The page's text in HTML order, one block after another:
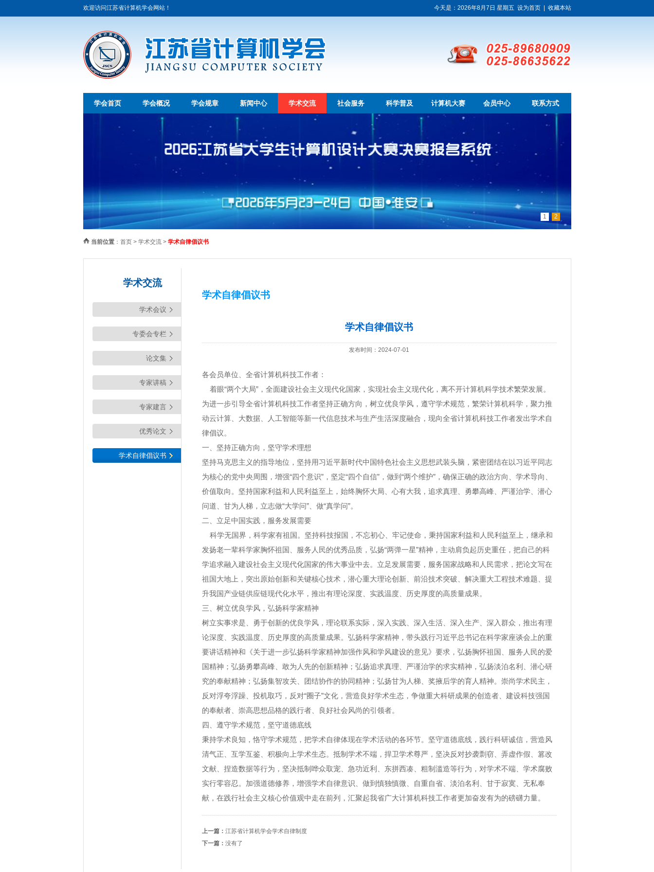
欢迎访问江苏省计算机学会网站！ 今天是：2026年8月7日 星期五 设为首页| 收藏本站
学会首页 学会概况 学会规章 新闻中心 学术交流 社会服务 科学普及 计算机大赛 会员中心 联系方式
1 2
当前位置： 首页> 学术交流> 学术自律倡议书
学术交流
学术会议
专委会专栏
论文集
专家讲稿
专家建言
优秀论文
学术自律倡议书
学术自律倡议书
学术自律倡议书
发布时间：2024-07-01
各会员单位、全省计算机科技工作者：
着眼“两个大局”，全面建设社会主义现代化国家，实现社会主义现代化，离不开计算机科学技术繁荣发展。
为进一步引导全省计算机科技工作者坚持正确方向，树立优良学风，遵守学术规范，繁荣计算机科学，聚力推
动云计算、大数据、人工智能等新一代信息技术与生产生活深度融合，现向全省计算机科技工作者发出学术自
律倡议。
一、坚持正确方向，坚守学术理想
坚持马克思主义的指导地位，坚持用习近平新时代中国特色社会主义思想武装头脑，紧密团结在以习近平同志
为核心的党中央周围，增强“四个意识”，坚定“四个自信”，做到“两个维护”，确保正确的政治方向、学术导向、
价值取向。坚持国家利益和人民利益至上，始终胸怀大局、心有大我，追求真理、勇攀高峰、严谨治学、潜心
问道、甘为人梯，立志做“大学问”、做“真学问”。
二、立足中国实践，服务发展需要
科学无国界，科学家有祖国。坚持科技报国，不忘初心、牢记使命，秉持国家利益和人民利益至上，继承和
发扬老一辈科学家胸怀祖国、服务人民的优秀品质，弘扬“两弹一星”精神，主动肩负起历史重任，把自己的科
学追求融入建设社会主义现代化国家的伟大事业中去。立足发展需要，服务国家战略和人民需求，把论文写在
祖国大地上，突出原始创新和关键核心技术，潜心重大理论创新、前沿技术突破、解决重大工程技术难题、提
升我国产业链供应链现代化水平，推出有理论深度、实践温度、历史厚度的高质量成果。
三、树立优良学风，弘扬科学家精神
树立实事求是、勇于创新的优良学风，理论联系实际，深入实践、深入生活、深入生产、深入群众，推出有理
论深度、实践温度、历史厚度的高质量成果。弘扬科学家精神，带头践行习近平总书记在科学家座谈会上的重
要讲话精神和《关于进一步弘扬科学家精神加强作风和学风建设的意见》要求，弘扬胸怀祖国、服务人民的爱
国精神；弘扬勇攀高峰、敢为人先的创新精神；弘扬追求真理、严谨治学的求实精神，弘扬淡泊名利、潜心研
究的奉献精神；弘扬集智攻关、团结协作的协同精神；弘扬甘为人梯、奖掖后学的育人精神。崇尚学术民主，
反对浮夸浮躁、投机取巧，反对“圈子”文化，营造良好学术生态，争做重大科研成果的创造者、建设科技强国
的奉献者、崇高思想品格的践行者、良好社会风尚的引领者。
四、遵守学术规范，坚守道德底线
秉持学术良知，恪守学术规范，把学术自律体现在学术活动的各环节。坚守道德底线，践行科研诚信，营造风
清气正、互学互鉴、积极向上学术生态。抵制学术不端，捍卫学术尊严，坚决反对抄袭剽窃、弄虚作假、篡改
文献、捏造数据等行为，坚决抵制哗众取宠、急功近利、东拼西凑、粗制滥造等行为，对学术不端、学术腐败
实行零容忍。加强道德修养，增强学术自律意识、做到慎独慎微、自重自省、淡泊名利、甘于寂寞、无私奉
献，在践行社会主义核心价值观中走在前列，汇聚起我省广大计算机科技工作者更加奋发有为的磅礴力量。
上一篇： 江苏省计算机学会学术自律制度
下一篇： 没有了